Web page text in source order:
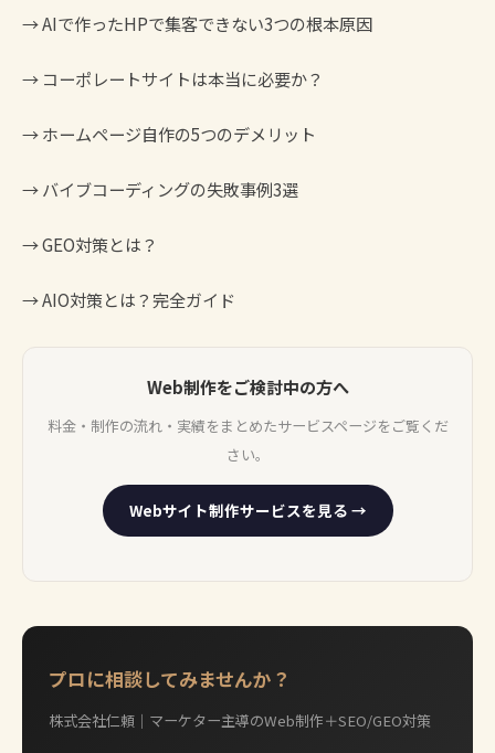
→AIで作ったHPで集客できない3つの根本原因
→ コーポレートサイトは本当に必要か？
→ホームページ自作の5つのデメリット
→ バイブコーディングの失敗事例3選
→GEO対策とは？
→AIO対策とは？完全ガイド
Web制作をご検討中の方へ
料金・制作の流れ・実績をまとめたサービスページをご覧くだ
さい。
Webサイト制作サービスを見る →
プロに相談してみませんか？
株式会社仁頼｜マーケター主導のWeb制作＋SEO/GEO対策